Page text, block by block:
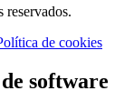
reservados.
de cookies
software